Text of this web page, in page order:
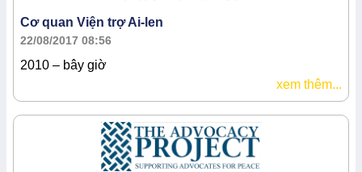
Cơ quan Viện trợ Ai-len
22/08/2017 08:56
2010 – bây giờ
xem thêm...